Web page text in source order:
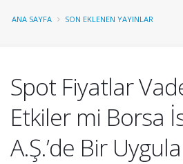
ANA SAYFA SON EKLENEN YAYINLAR
Spot Fiyatlar
Etkiler mi Borsa
A.Ş.’de Bir